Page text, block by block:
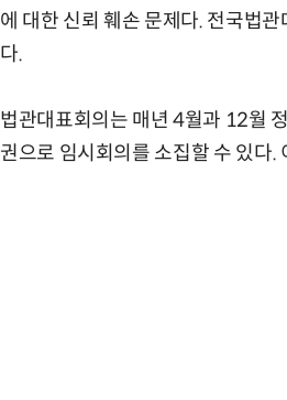
에 대한 신뢰 훼손 문제다. 전국법
다.
법관대표회의는 매년 4월과 12월
권으로 임시회의를 소집할 수 있다